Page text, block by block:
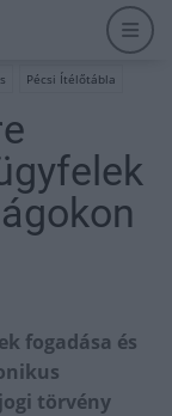
Pécsi Ítélőtábla
fogadása és
törvény